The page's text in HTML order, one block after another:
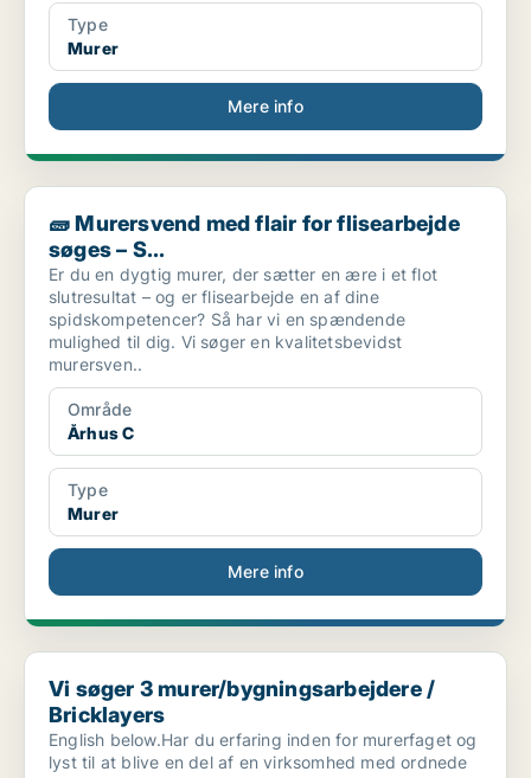
Type
Murer
Mere info
🧱 Murersvend med flair for flisearbejde søges – S...
🧱 Murersvend med flair for flisearbejde
søges – S...
Er du en dygtig murer, der sætter en ære i et flot
slutresultat – og er flisearbejde en af dine
spidskompetencer? Så har vi en spændende
mulighed til dig. Vi søger en kvalitetsbevidst
murersven..
Område
Århus C
Type
Murer
Mere info
Vi søger 3 murer/bygningsarbejdere / Bricklayers
Vi søger 3 murer/bygningsarbejdere /
Bricklayers
English below.Har du erfaring inden for murerfaget og
lyst til at blive en del af en virksomhed med ordnede